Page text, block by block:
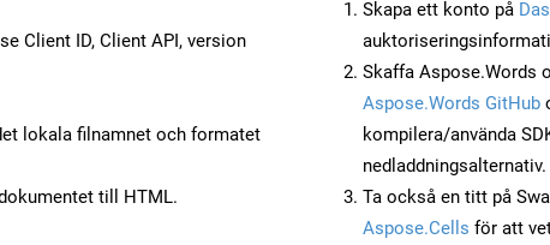
Client ID, Client API, version
lokala filnamnet och formatet
till HTML.
Skapa ett konto på
Skaffa Aspose.Words
Aspose.Words GitHub
kompilera/använda
nedladdningsalternativ.
Ta också en titt på
Aspose.Cells för att